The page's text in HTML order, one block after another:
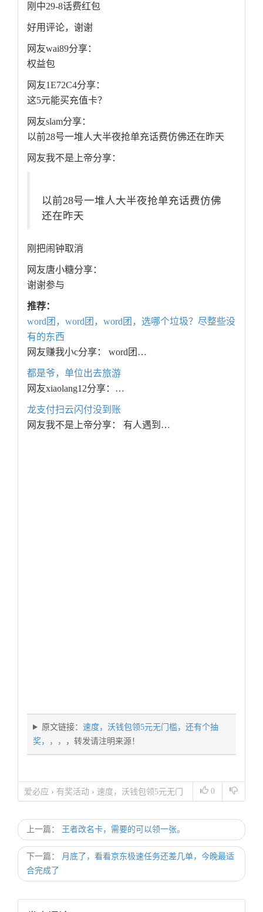
刚中29-8话费红包
好用评论，谢谢
网友wai89分享：
权益包
网友1E72C4分享：
这5元能买充值卡？
网友slam分享：
以前28号一堆人大半夜抢单充话费仿佛还在昨天
网友我不是上帝分享：
以前28号一堆人大半夜抢单充话费仿佛
还在昨天
刚把闹钟取消
网友唐小糖分享：
谢谢参与
推荐：
word团，word团，word团，选哪个垃圾？尽整些没
有的东西
网友赚我小c分享： word团…
都是爷，单位出去旅游
网友xiaolang12分享：…
龙支付扫云闪付没到账
网友我不是上帝分享： 有人遇到…
原文链接： 速度，沃钱包领5元无门槛，还有个抽
奖，，，
，转发请注明来源！
0
爱必应 › 有奖活动 › 速度，沃钱包领5元无门
上一篇： 王者改名卡，需要的可以领一张。
下一篇：
月底了，看看京东极速任务还差几单，今晚最适
合完成了